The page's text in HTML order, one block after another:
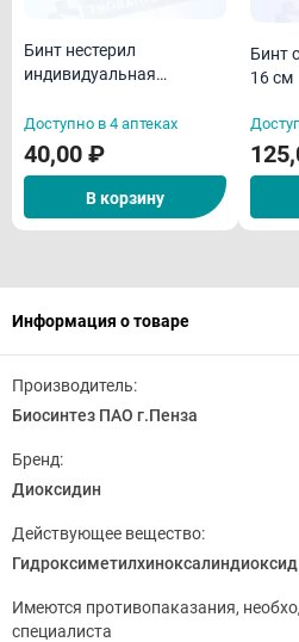
Бинт нестерил
индивидуальная
Доступно в 4 аптеках
40,00 ₽
В корзину
Бинт
16 см
Информация о товаре
Производитель:
Биосинтез ПАО г.Пенза
Бренд:
Диоксидин
Действующее вещество:
Гидроксиметилхиноксалиндиоксид
Имеются противопаказания,
специалиста